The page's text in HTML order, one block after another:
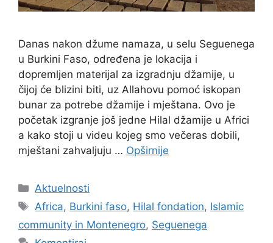
Danas nakon džume namaza, u selu Seguenega
u Burkini Faso, određena je lokacija i
dopremljen materijal za izgradnju džamije, u
čijoj će blizini biti, uz Allahovu pomoć iskopan
bunar za potrebe džamije i mještana. Ovo je
početak izgranje još jedne Hilal džamije u Africi
a kako stoji u videu kojeg smo večeras dobili,
mještani zahvaljuju … Opširnije
Kategorije
Aktuelnosti
Oznake
Africa, Burkini faso, Hilal fondation, Islamic
community in Montenegro, Seguenega